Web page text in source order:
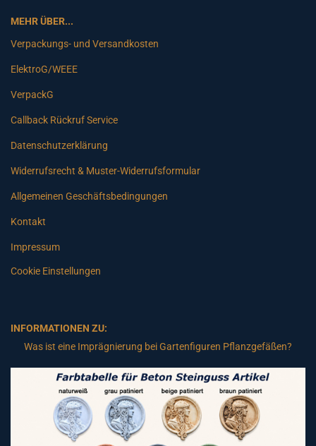
MEHR ÜBER...
Verpackungs- und Versandkosten
ElektroG/WEEE
VerpackG
Callback Rückruf Service
Datenschutzerklärung
Widerrufsrecht & Muster-Widerrufsformular
Allgemeinen Geschäftsbedingungen
Kontakt
Impressum
Cookie Einstellungen
INFORMATIONEN ZU:
Was ist eine Imprägnierung bei Gartenfiguren Pflanzgefäßen?